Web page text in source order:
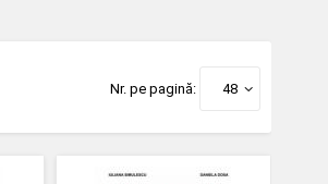
Nr. pe pagină: 48